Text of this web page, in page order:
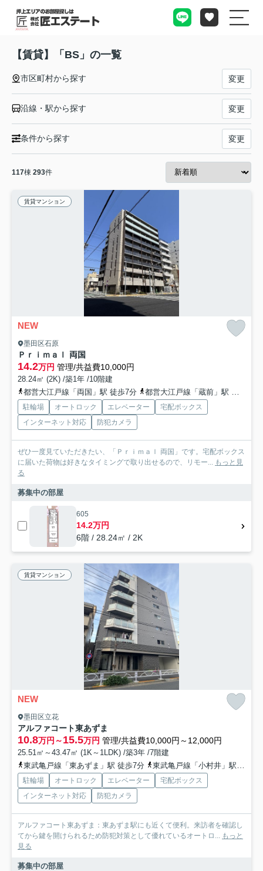
【賃貸】「BS」の一覧
市区町村から探す 変更
沿線・駅から探す 変更
条件から探す 変更
117棟 293件
賃貸マンション
NEW
墨田区石原
Ｐｒｉｍａｌ 両国
14.2万円 管理/共益費10,000円
28.24㎡ (2K) /築1年 /10階建
都営大江戸線「両国」駅 徒歩7分
都営大江戸線「蔵前」駅 徒歩14分
駐輪場 オートロック エレベーター
宅配ボックス
インターネット対応
防犯カメラ
ぜひ一度見ていただきたい、「Ｐｒｉｍａｌ 両国」です。宅配ボックス
に届いた荷物は好きなタイミングで取り出せるので、リモー...
もっと見
る
募集中の部屋
605
14.2万円
6階 / 28.24㎡ / 2K
賃貸マンション
NEW
墨田区立花
アルファコート東あずま
10.8万円～15.5万円 管理/共益費10,000円～12,000円
25.51㎡～43.47㎡ (1K～1LDK) /築3年 /7階建
東武亀戸線「東あずま」駅 徒歩7分
東武亀戸線「小村井」駅 徒歩8分
駐輪場 オートロック エレベーター
宅配ボックス
インターネット対応
防犯カメラ
アルファコート東あずま：東あずま駅にも近くて便利。来訪者を確認し
てから鍵を開けられるため防犯対策として優れているオートロ...
もっと
見る
募集中の部屋